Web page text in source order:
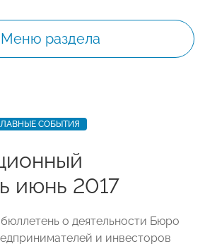
Меню раздела
СОБЫТИЯ
июнь 2017
о деятельности Бюро
и инвесторов